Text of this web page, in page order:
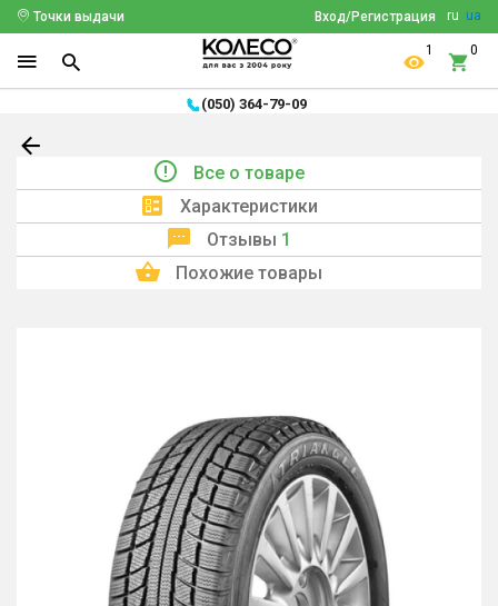
ru ua
Вход/Регистрация
Точки выдачи
1 0
(050) 364-79-09
Все о товаре
Характеристики
Отзывы 1
Похожие товары